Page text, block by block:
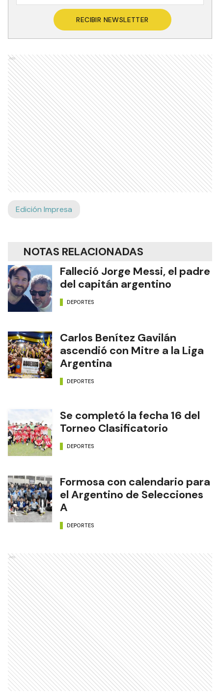
RECIBIR NEWSLETTER
Ads
Edición Impresa
NOTAS RELACIONADAS
Falleció Jorge Messi, el padre
del capitán argentino
DEPORTES
Carlos Benítez Gavilán
ascendió con Mitre a la Liga
Argentina
DEPORTES
Se completó la fecha 16 del
Torneo Clasificatorio
DEPORTES
Formosa con calendario para
el Argentino de Selecciones
A
DEPORTES
Ads